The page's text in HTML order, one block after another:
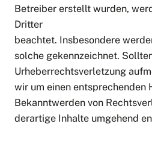
Betreiber erstellt wurden,
Dritter
beachtet. Insbesondere
solche gekennzeichnet.
Urheberrechtsverletzung
wir um einen entsprechenden
Bekanntwerden von
derartige Inhalte umgehend